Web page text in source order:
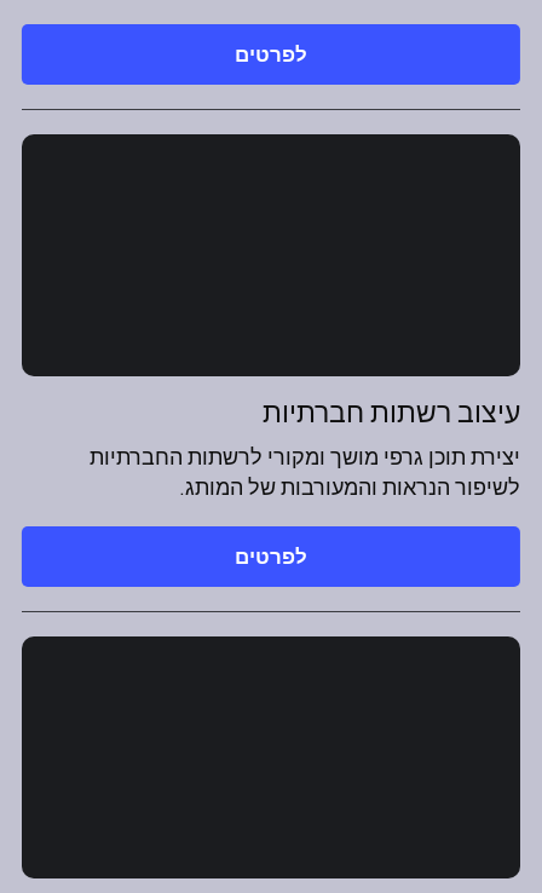
לפרטים
עיצוב רשתות חברתיות
יצירת תוכן גרפי מושך ומקורי לרשתות החברתיות
לשיפור הנראות והמעורבות של המותג.
לפרטים